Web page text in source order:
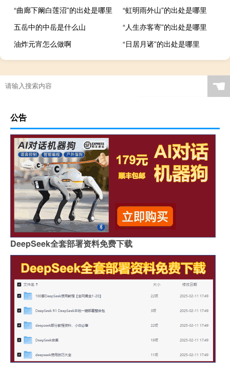
“曲廊下阚白莲沼”的出处是哪里
“虹明雨外山”的出处是哪里
五岳中的中岳是什么山
“人生亦客寄”的出处是哪里
油炸元宵怎么做啊
“日居月诸”的出处是哪里
☚
公告
DeepSeek全套部署资料免费下载